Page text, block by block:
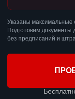
Указаны
Подготовим документы
без предписаний и